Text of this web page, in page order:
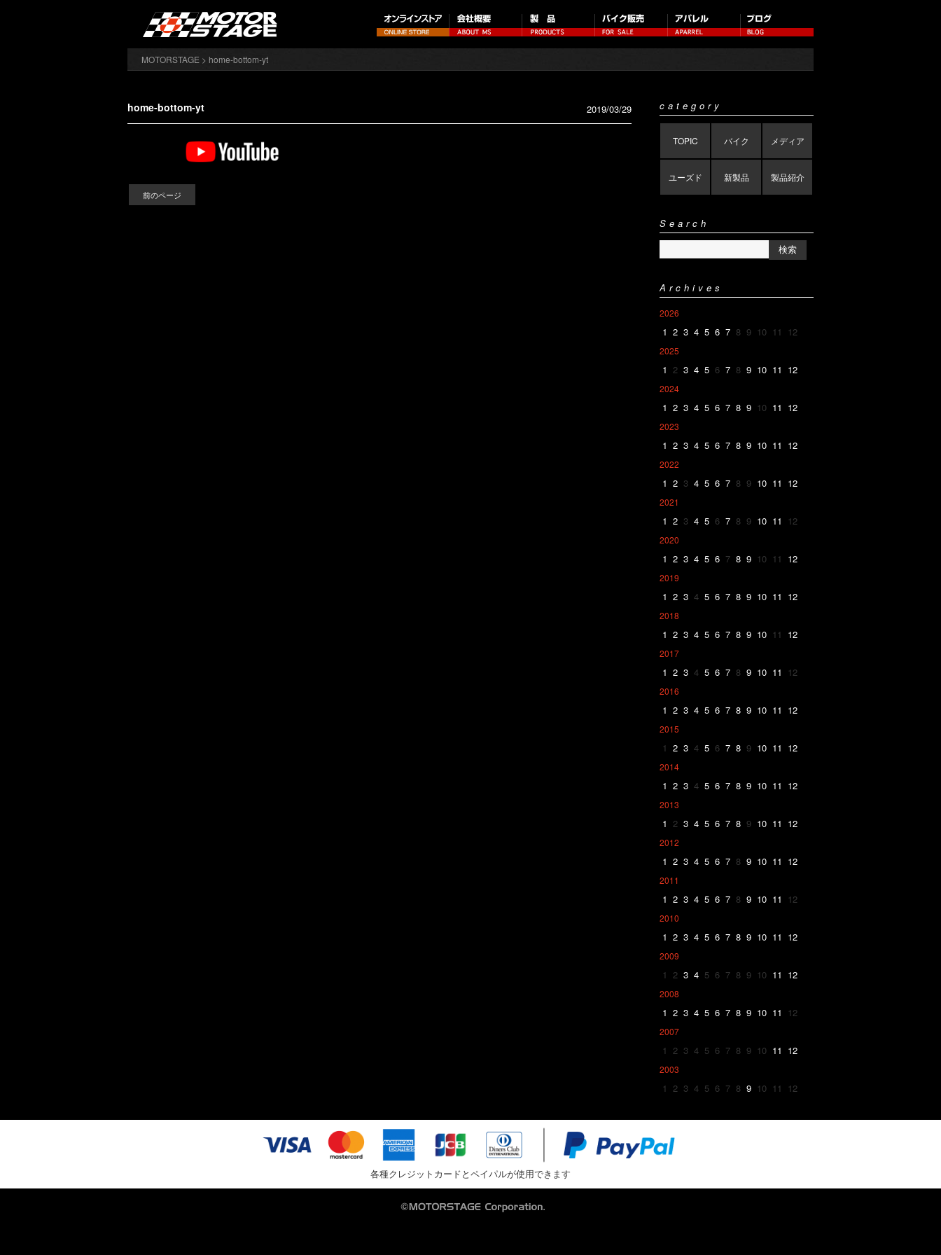
MOTORSTAGE > home-bottom-yt
home-bottom-yt 2019/03/29
前のページ
category
TOPIC バイク メディア
ユーズド 新製品 製品紹介
Search
Archives
2026
1 2 3 4 5 6 7 8 9 10 11 12
2025
1 2 3 4 5 6 7 8 9 10 11 12
2024
1 2 3 4 5 6 7 8 9 10 11 12
2023
1 2 3 4 5 6 7 8 9 10 11 12
2022
1 2 3 4 5 6 7 8 9 10 11 12
2021
1 2 3 4 5 6 7 8 9 10 11 12
2020
1 2 3 4 5 6 7 8 9 10 11 12
2019
1 2 3 4 5 6 7 8 9 10 11 12
2018
1 2 3 4 5 6 7 8 9 10 11 12
2017
1 2 3 4 5 6 7 8 9 10 11 12
2016
1 2 3 4 5 6 7 8 9 10 11 12
2015
1 2 3 4 5 6 7 8 9 10 11 12
2014
1 2 3 4 5 6 7 8 9 10 11 12
2013
1 2 3 4 5 6 7 8 9 10 11 12
2012
1 2 3 4 5 6 7 8 9 10 11 12
2011
1 2 3 4 5 6 7 8 9 10 11 12
2010
1 2 3 4 5 6 7 8 9 10 11 12
2009
1 2 3 4 5 6 7 8 9 10 11 12
2008
1 2 3 4 5 6 7 8 9 10 11 12
2007
1 2 3 4 5 6 7 8 9 10 11 12
2003
1 2 3 4 5 6 7 8 9 10 11 12
各種クレジットカードとペイパルが使用できます